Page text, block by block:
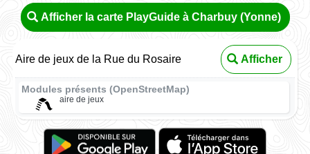
Afficher la carte PlayGuide à Charbuy (Yonne)
Aire de jeux de la Rue du Rosaire Afficher
Modules présents (OpenStreetMap)
aire de jeux